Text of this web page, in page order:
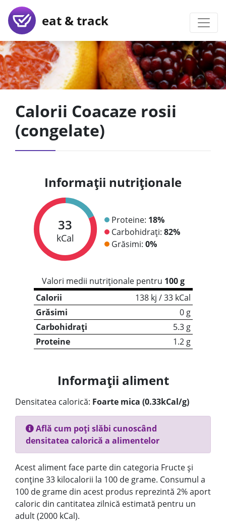
eat & track
Calorii Coacaze rosii
(congelate)
Informații nutriționale
33
kCal
Proteine: 18%
Carbohidrați: 82%
Grăsimi: 0%
Valori medii nutriționale pentru 100 g
Calorii
138 kj / 33 kCal
Grăsimi
0 g
Carbohidrați
5.3 g
Proteine
1.2 g
Informații aliment
Densitatea calorică: Foarte mica (0.33kCal/g)
Află cum poți slăbi cunoscând
densitatea calorică a alimentelor
Acest aliment face parte din categoria Fructe și
conține 33 kilocalorii la 100 de grame. Consumul a
100 de grame din acest produs reprezintă 2% aport
caloric din cantitatea zilnică estimată pentru un
adult (2000 kCal).